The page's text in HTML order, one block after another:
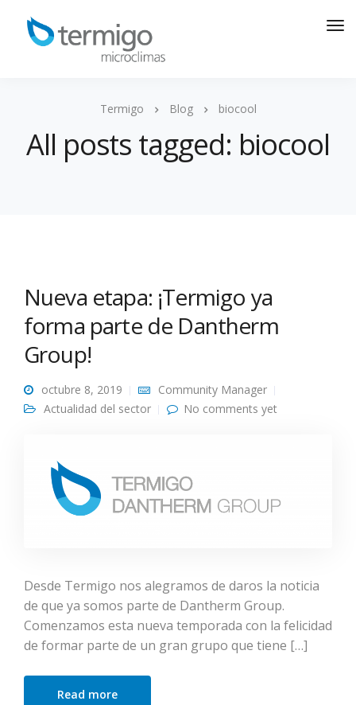
Termigo Blog biocool
All posts tagged: biocool
Nueva etapa: ¡Termigo ya
forma parte de Dantherm
Group!
octubre 8, 2019
Community Manager
Actualidad del sector
No comments yet
Desde Termigo nos alegramos de daros la noticia
de que ya somos parte de Dantherm Group.
Comenzamos esta nueva temporada con la felicidad
de formar parte de un gran grupo que tiene […]
Read more